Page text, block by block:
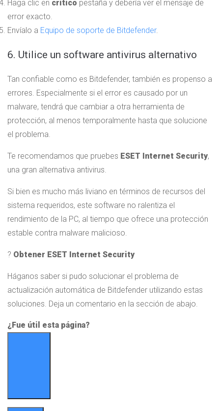
Haga clic en crítico pestaña y debería ver el mensaje de
error exacto.
Envíalo a Equipo de soporte de Bitdefender.
6. Utilice un software antivirus alternativo
Tan confiable como es Bitdefender, también es propenso a
errores. Especialmente si el error es causado por un
malware, tendrá que cambiar a otra herramienta de
protección, al menos temporalmente hasta que solucione
el problema.
Te recomendamos que pruebes ESET Internet Security,
una gran alternativa antivirus.
Si bien es mucho más liviano en términos de recursos del
sistema requeridos, este software no ralentiza el
rendimiento de la PC, al tiempo que ofrece una protección
estable contra malware malicioso.
? Obtener ESET Internet Security
Háganos saber si pudo solucionar el problema de
actualización automática de Bitdefender utilizando estas
soluciones. Deja un comentario en la sección de abajo.
¿Fue útil esta página?